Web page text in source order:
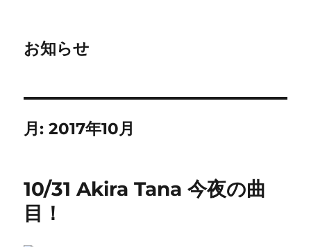
お知らせ
月:2017年10月
10/31 Akira Tana 今夜の曲
目！